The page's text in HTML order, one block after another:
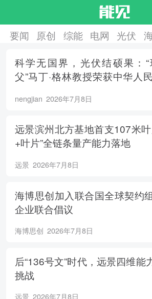
要闻 原创 综能 电网 光伏
科学无国界，光伏结硕果：
父”马丁·格林教授荣获中华人
nengjian 2026年7月8日
远景滨州北方基地首支107米
+叶片”全链条量产能力落地
远景 2026年7月8日
海博思创加入联合国全球契约
企业联合倡议
海博思创 2026年7月8日
后“136号文”时代，远景四维能
挑战
远景 2026年7月8日